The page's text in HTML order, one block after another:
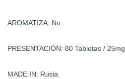
AROMATIZA: No
PRESENTACIÓN: 80 Tabletas / 25mg
MADE IN: Rusia